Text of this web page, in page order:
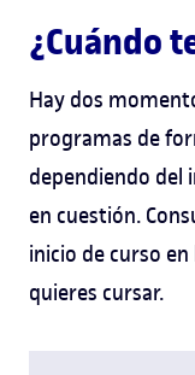
¿Cuándo
Hay dos
programas de
dependiendo del
en cuestión.
inicio de curso
quieres cursar.